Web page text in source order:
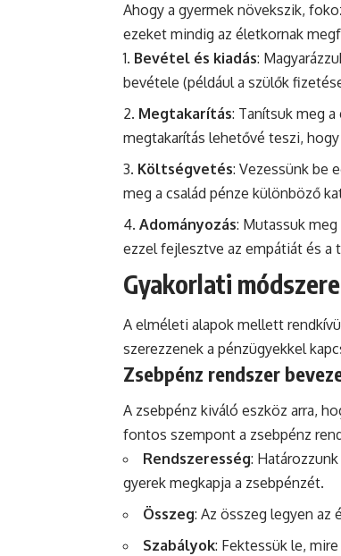
Ahogy a gyermek növekszik,
ezeket mindig az életkornak
Bevétel és kiadás:
bevétele (például a szülők
Megtakarítás: Tanítsuk meg
megtakarítás lehetővé teszi,
Költségvetés: Vezessünk be
meg a család pénze különböző
Adományozás: Mutassuk
ezzel fejlesztve az empátiát és a
Gyakorlati
A elméleti alapok mellett
szerezzenek a pénzügyekkel
Zsebpénz rendszer
A zsebpénz kiváló eszköz arra,
fontos szempont a zsebpénz
Rendszeresség:
gyerek megkapja a zsebpénzét.
Összeg: Az összeg legyen az
Szabályok: Fektessük le,